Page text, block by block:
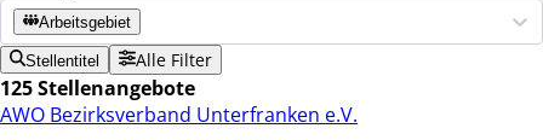
Arbeitsgebiet
Stellentitel Alle Filter
125 Stellenangebote
AWO Bezirksverband Unterfranken e.V.